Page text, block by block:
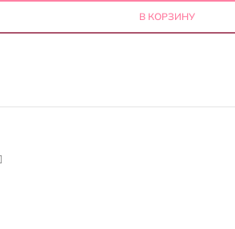
В КОРЗИНУ